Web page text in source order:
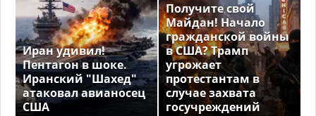
Иран удивил!
Пентагон в шоке.
Иранский "Шахед"
атаковал авианосец
США
Получите свой
Майдан! Начало
гражданской войны
в США? Трамп
угрожает
протестантам в
случае захвата
госучреждений